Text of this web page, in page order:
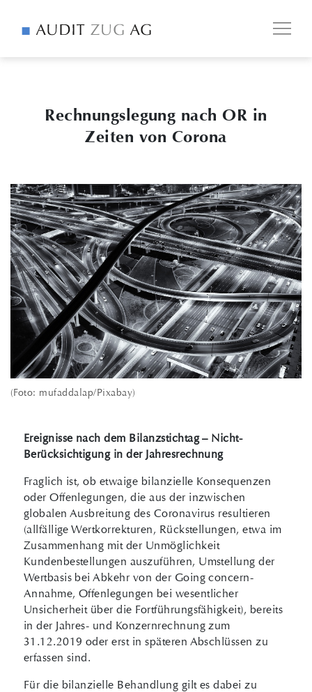
Rechnungslegung nach OR in
Zeiten von Corona
(Foto: mufaddalap/Pixabay)
Ereignisse nach dem Bilanzstichtag – Nicht-
Berücksichtigung in der Jahresrechnung
Fraglich ist, ob etwaige bilanzielle Konsequenzen
oder Offenlegungen, die aus der inzwischen
globalen Ausbreitung des Coronavirus resultieren
(allfällige Wertkorrekturen, Rückstellungen, etwa im
Zusammenhang mit der Unmöglichkeit
Kundenbestellungen auszuführen, Umstellung der
Wertbasis bei Abkehr von der Going concern-
Annahme, Offenlegungen bei wesentlicher
Unsicherheit über die Fortführungsfähigkeit), bereits
in der Jahres- und Konzernrechnung zum
31.12.2019 oder erst in späteren Abschlüssen zu
erfassen sind.
Für die bilanzielle Behandlung gilt es dabei zu